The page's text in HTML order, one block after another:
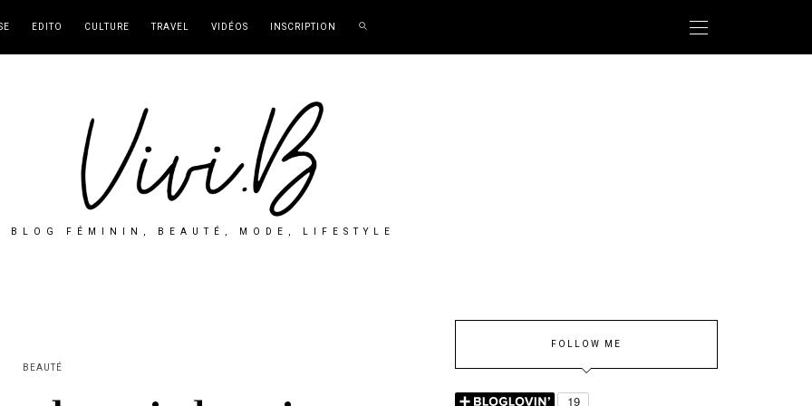
EDITO CULTURE TRAVEL VIDÉOS INSCRIPTION
BLOG FÉMININ, BEAUTÉ, MODE, LIFESTYLE
BEAUTÉ
FOLLOW ME